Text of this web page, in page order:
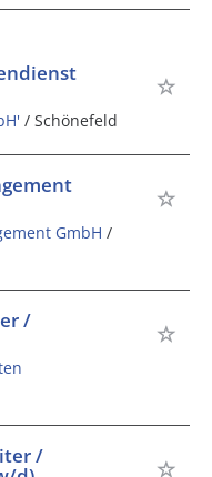
/ Schönefeld
GmbH /
/
/